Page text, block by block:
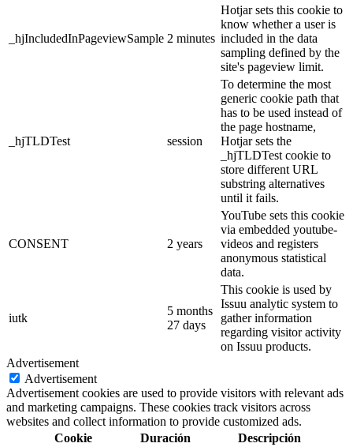
_hjIncludedInPageviewSample 2 minutes
Hotjar sets this cookie to
know whether a user is
included in the data
sampling defined by the
site's pageview limit.
_hjTLDTest session
To determine the most
generic cookie path that
has to be used instead of
the page hostname,
Hotjar sets the
_hjTLDTest cookie to
store different URL
substring alternatives
until it fails.
CONSENT 2 years
YouTube sets this cookie
via embedded youtube-
videos and registers
anonymous statistical
data.
iutk
5 months
27 days
This cookie is used by
Issuu analytic system to
gather information
regarding visitor activity
on Issuu products.
Advertisement
Advertisement
Advertisement cookies are used to provide visitors with relevant ads
and marketing campaigns. These cookies track visitors across
websites and collect information to provide customized ads.
Cookie
Duración Descripción